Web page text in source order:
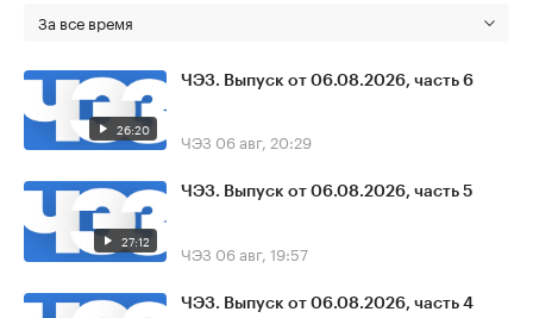
За все время
26:20
ЧЭЗ. Выпуск от 06.08.2026, часть 6
ЧЭЗ 06 авг, 20:29
27:12
ЧЭЗ. Выпуск от 06.08.2026, часть 5
ЧЭЗ 06 авг, 19:57
ЧЭЗ. Выпуск от 06.08.2026, часть 4